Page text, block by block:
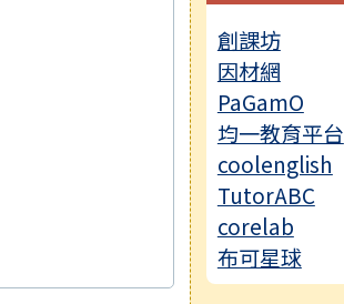
3次招考結果公
2次招考結果暨
代理教師第一次
創課坊
因材網
PaGamO
均一教育平台
coolenglish
TutorABC
corelab
布可星球